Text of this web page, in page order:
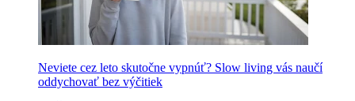
Neviete cez leto skutočne vypnúť? Slow living vás naučí
oddychovať bez výčitiek